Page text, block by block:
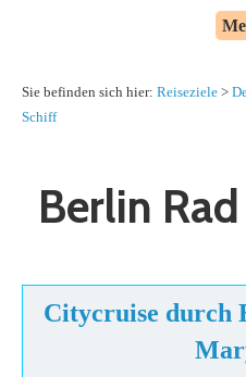
Sie befinden sich hier: Reiseziele >
Schiff
Berlin
Citycruise durch